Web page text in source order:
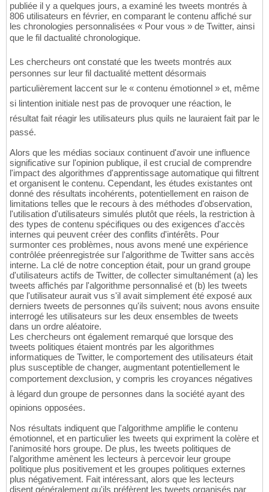
publiée il y a quelques jours, a examiné les tweets montrés à
806 utilisateurs en février, en comparant le contenu affiché sur
les chronologies personnalisées « Pour vous » de Twitter, ainsi
que le fil dactualité chronologique.
Les chercheurs ont constaté que les tweets montrés aux
personnes sur leur fil dactualité mettent désormais
particulièrement laccent sur le « contenu émotionnel » et, même
si lintention initiale nest pas de provoquer une réaction, le
résultat fait réagir les utilisateurs plus quils ne lauraient fait par le
passé.
Alors que les médias sociaux continuent d'avoir une influence
significative sur l'opinion publique, il est crucial de comprendre
l'impact des algorithmes d'apprentissage automatique qui filtrent
et organisent le contenu. Cependant, les études existantes ont
donné des résultats incohérents, potentiellement en raison de
limitations telles que le recours à des méthodes d'observation,
l'utilisation d'utilisateurs simulés plutôt que réels, la restriction à
des types de contenu spécifiques ou des exigences d'accès
internes qui peuvent créer des conflits d'intérêts. Pour
surmonter ces problèmes, nous avons mené une expérience
contrôlée préenregistrée sur l'algorithme de Twitter sans accès
interne. La clé de notre conception était, pour un grand groupe
d'utilisateurs actifs de Twitter, de collecter simultanément (a) les
tweets affichés par l'algorithme personnalisé et (b) les tweets
que l'utilisateur aurait vus s'il avait simplement été exposé aux
derniers tweets de personnes qu'ils suivent; nous avons ensuite
interrogé les utilisateurs sur les deux ensembles de tweets
dans un ordre aléatoire.
Les chercheurs ont également remarqué que lorsque des
tweets politiques étaient montrés par les algorithmes
informatiques de Twitter, le comportement des utilisateurs était
plus susceptible de changer, augmentant potentiellement le
comportement dexclusion, y compris les croyances négatives
à légard dun groupe de personnes dans la société ayant des
opinions opposées.
Nos résultats indiquent que l'algorithme amplifie le contenu
émotionnel, et en particulier les tweets qui expriment la colère et
l'animosité hors groupe. De plus, les tweets politiques de
l'algorithme amènent les lecteurs à percevoir leur groupe
politique plus positivement et les groupes politiques externes
plus négativement. Fait intéressant, alors que les lecteurs
disent généralement qu'ils préfèrent les tweets organisés par